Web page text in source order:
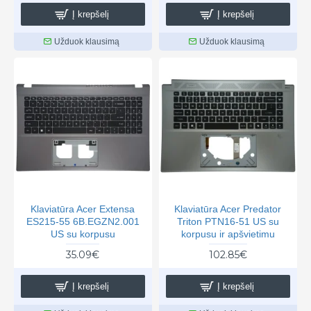
Į krepšelį
Užduok klausimą
Į krepšelį
Užduok klausimą
Klaviatūra Acer Extensa
ES215-55 6B.EGZN2.001
US su korpusu
35.09€
Į krepšelį
Klaviatūra Acer Predator
Triton PTN16-51 US su
korpusu ir apšvietimu
102.85€
Į krepšelį